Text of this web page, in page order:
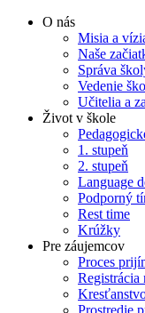
O nás
Misia a
Naše
Správa
Vedenie
Učitelia a
Život v škole
1. stupeň
2. stupeň
Language
Podporný
Rest time
Krúžky
Pre záujemcov
Proces
Registrácia
Prostredie